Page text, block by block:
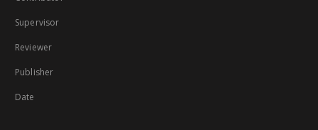
Supervisor
Reviewer
Publisher
Date